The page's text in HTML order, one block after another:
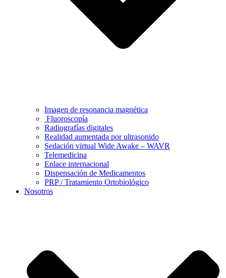
Imagen de resonancia magnética
Fluoroscopía
Radiografías digitales
Realidad aumentada por ultrasonido
Sedación virtual Wide Awake – WAVR
Telemedicina
Enlace internacional
Dispensación de Medicamentos
PRP / Tratamiento Ortobiológico
Nosotros